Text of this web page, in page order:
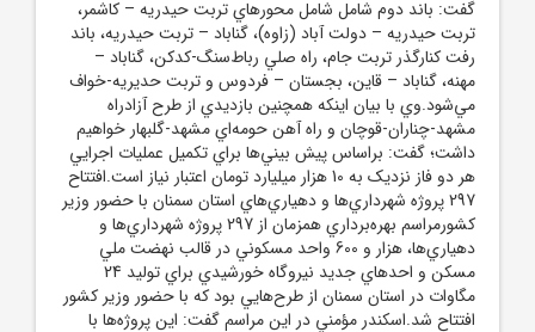
گفت: باند دوم شامل شامل محورهاي تربت‌ حيدريه – کاشمر،
تربت‌ حيدريه – دولت آباد (زاوه)، گناباد – تربت‌ حيدريه، باند
رفت کنارگذر تربت جام، راه صلي رباط‌سنگ-کدکن، گناباد –
مهنه، گناباد – قاين، بجستان – فردوس و تربت حديريه-خواف
مي‌شود.وي با بيان اينکه همچنين بازديدي از طرح آزادراه
مشهد-چناران-قوچان و راه آهن حومه‌اي مشهد-گلبهار خواهيم
داشت؛ گفت: براساس پيش بيني‌ها براي تکميل عمليات اجرايي
هر دو فاز نزديک به 10 هزار ميليارد تومان اعتبار نياز است.افتتاح
297 پروژه شهرداري‌ها و دهياري‌هاي استان سمنان با حضور وزير
کشورمراسم بهره‌برداري همزمان از 297 پروژه شهرداري‌ها و
دهياري‌ها، هزار و 600 واحد مسکوني در قالب نهضت ملي
مسکن و احد‌هاي جديد نيروگاه خورشيدي براي توليد 24
مگاوات در استان سمنان از طرح‌هايي بود که با حضور وزير کشور
افتتاح شد.اسکندر مؤمني در اين مراسم گفت: اين پروژه‌ها با